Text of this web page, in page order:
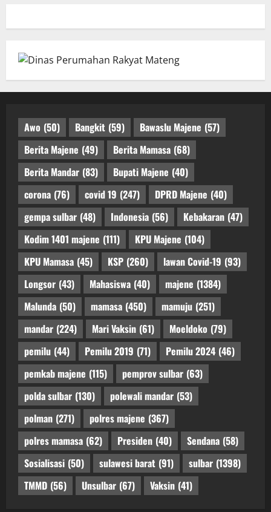
Awo (50) Bangkit (59) Bawaslu Majene (57)
Berita Majene (49) Berita Mamasa (68)
Berita Mandar (83) Bupati Majene (40)
corona (76) covid 19 (247) DPRD Majene (40)
gempa sulbar (48) Indonesia (56) Kebakaran (47)
Kodim 1401 majene (111) KPU Majene (104)
KPU Mamasa (45) KSP (260) lawan Covid-19 (93)
Longsor (43) Mahasiswa (40) majene (1384)
Malunda (50) mamasa (450) mamuju (251)
mandar (224) Mari Vaksin (61) Moeldoko (79)
pemilu (44) Pemilu 2019 (71) Pemilu 2024 (46)
pemkab majene (115) pemprov sulbar (63)
polda sulbar (130) polewali mandar (53)
polman (271) polres majene (367)
polres mamasa (62) Presiden (40) Sendana (58)
Sosialisasi (50) sulawesi barat (91) sulbar (1398)
TMMD (56) Unsulbar (67) Vaksin (41)